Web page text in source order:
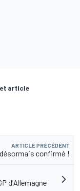
article
ARTICLE PRÉCÉDENT
confirmé !
d'Allemagne